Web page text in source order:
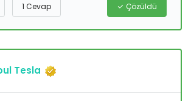
1 Cevap Çözüldü
Tesla